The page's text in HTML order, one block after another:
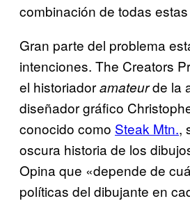
combinación de todas
Gran parte del problema
intenciones. The Creators
el historiadoramateurde la
diseñador gráfico
conocido como Steak Mtn.,
oscura historia de los
Opina que «depende de
políticas del dibujante en